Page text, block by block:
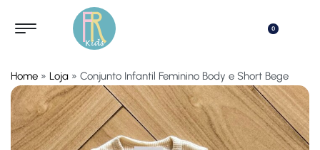
0
Home » Loja » Conjunto Infantil Feminino Body e Short Bege